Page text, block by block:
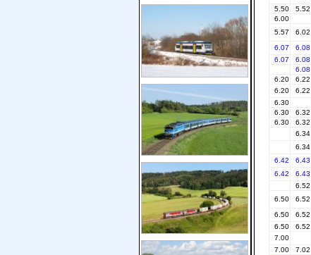
5.50
5.52
6.00
5.57
6.02
6.07
6.08
6.07
6.08
6.08
6.20
6.22
6.20
6.22
6.30
6.30
6.32
6.30
6.32
6.34
6.34
6.42
6.43
6.42
6.43
6.52
6.50
6.52
6.50
6.52
6.50
6.52
7.00
7.00
7.02